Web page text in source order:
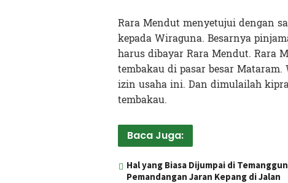
Rara Mendut menyetujui dengan
kepada Wiraguna. Besarnya
harus dibayar Rara Mendut. Rara
tembakau di pasar besar
izin usaha ini. Dan dimulailah
tembakau.
Baca Juga:
Hal yang Biasa Dijumpai di
Pemandangan Jaran Kepang di Jalan